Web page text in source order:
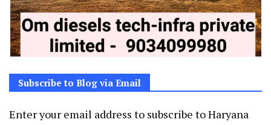
Subscribe to Blog via Email
Enter your email address to subscribe to Haryana